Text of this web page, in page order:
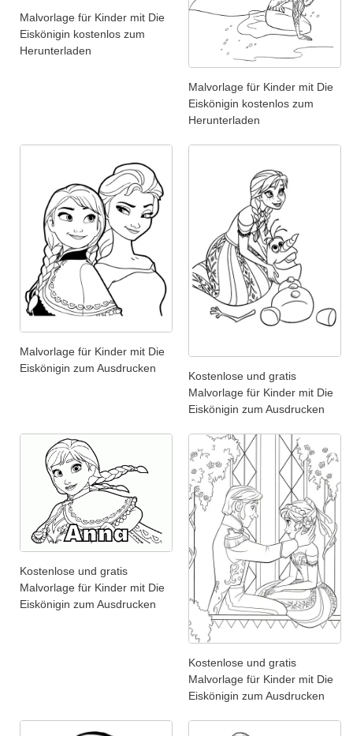
Malvorlage für Kinder mit Die
Eiskönigin kostenlos zum
Herunterladen
Malvorlage für Kinder mit Die
Eiskönigin kostenlos zum
Herunterladen
Malvorlage für Kinder mit Die
Eiskönigin zum Ausdrucken
Kostenlose und gratis
Malvorlage für Kinder mit Die
Eiskönigin zum Ausdrucken
Kostenlose und gratis
Malvorlage für Kinder mit Die
Eiskönigin zum Ausdrucken
Kostenlose und gratis
Malvorlage für Kinder mit Die
Eiskönigin zum Ausdrucken